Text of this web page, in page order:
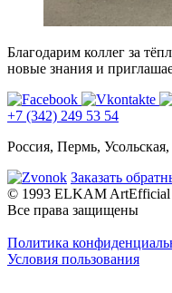
Благодарим коллег за
новые знания и
+7 (342) 249 53 54
Россия, Пермь,
Заказать
© 1993 ELKAM
Все права защищены
Политика
Условия пользования